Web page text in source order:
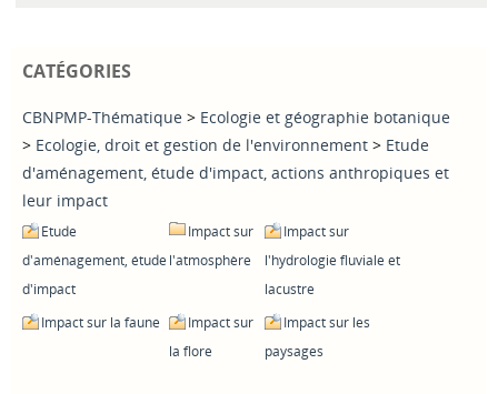
CATÉGORIES
CBNPMP-Thématique > Ecologie et géographie botanique
> Ecologie, droit et gestion de l'environnement > Etude
d'aménagement, étude d'impact, actions anthropiques et
leur impact
Etude
d'aménagement, étude
d'impact
Impact sur
l'atmosphère
Impact sur
l'hydrologie fluviale et
lacustre
Impact sur la faune
Impact sur
la flore
Impact sur les
paysages